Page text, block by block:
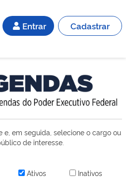
Entrar Cadastrar
e, em seguida, selecione o cargo ou
de interesse.
Ativos Inativos